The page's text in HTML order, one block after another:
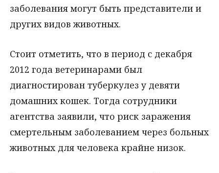
заболевания могут быть представители и
других видов животных.
Стоит отметить, что в период с декабря
2012 года ветеринарами был
диагностирован туберкулез у девяти
домашних кошек. Тогда сотрудники
агентства заявили, что риск заражения
смертельным заболеванием через больных
животных для человека крайне низок.